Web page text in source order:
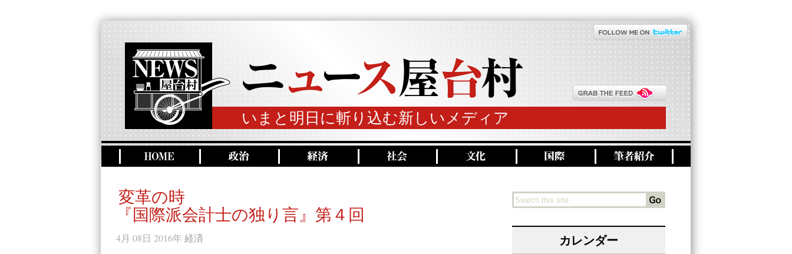
いまと明日に斬り込む新しいメディア
変革の時
『国際派会計士の独り言』第４回
4月 08日 2016年 経済 カレンダー